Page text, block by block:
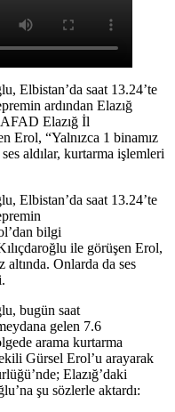
Elbistan’da saat 13.24’te
ardından Elazığ
Elazığ İl
Erol, “Yalnızca 1 binamız
aldılar, kurtarma işlemleri
Elbistan’da saat 13.24’te
bilgi
ile görüşen Erol,
altında. Onlarda da ses
bugün saat
gelen 7.6
arama kurtarma
Gürsel Erol’u arayarak
Elazığ’daki
şu sözlerle aktardı: